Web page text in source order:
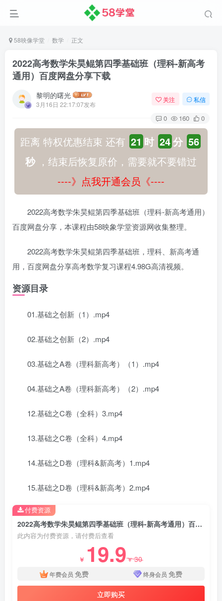
58映像学堂 数学 正文
2022高考数学朱昊鲲第四季基础班（理科-新高考
通用）百度网盘分享下载
黎明的曙光
3月16日 22:17:07发布
关注 私信
0 160 0
距离 特权优惠结束 还有 21 时 24分 56
秒，结束后恢复原价，需要就不要错过
----》点我开通会员《----
2022高考数学朱昊鲲第四季基础班（理科-新高考通用）
百度网盘分享，本课程由58映象学堂资源网收集整理。
2022高考数学朱昊鲲第四季基础班，理科、新高考通
用，百度网盘分享高考数学复习课程4.98G高清视频。
资源目录
01.基础之创新（1）.mp4
02.基础之创新（2）.mp4
03.基础之A卷（理科新高考）（1）.mp4
04.基础之A卷（理科新高考）（2）.mp4
12.基础之C卷（全科）3.mp4
13.基础之C卷（全科）4.mp4
14.基础之D卷（理科&新高考）1.mp4
15.基础之D卷（理科&新高考）2.mp4
2022高考数学朱昊鲲第四季基础班（理科-新高考通用）百度网盘分享下载
此内容为付费资源，请付费后查看
￥ 19.9￥30
年费会员 免费 终身会员 免费
立即购买
付费资源